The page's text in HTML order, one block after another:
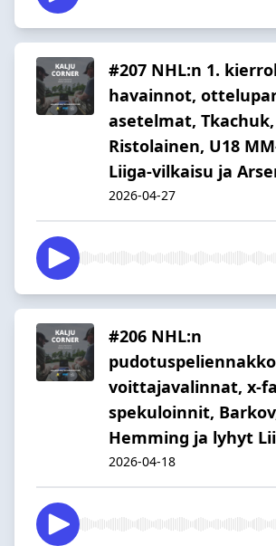
#207 NHL:n 1.
havainnot,
asetelmat,
Ristolainen, U18
Liiga-vilkaisu ja
2026-04-27
#206 NHL:n
voittajavalinnat, x-
spekuloinnit,
Hemming ja lyhyt
2026-04-18